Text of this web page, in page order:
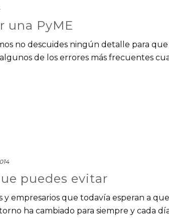
una PyME
no descuides ningún detalle para
de los errores más frecuentes
puedes evitar
y empresarios que todavía esperan a que
ha cambiado para siempre y cada